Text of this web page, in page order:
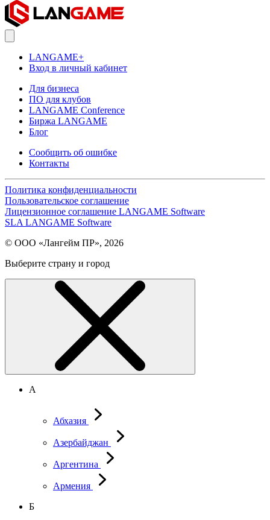
LANGAME+
Вход в личный кабинет
Для бизнеса
ПО для клубов
LANGAME Conference
Биржа LANGAME
Блог
Сообщить об ошибке
Контакты
Политика конфиденциальности
Пользовательское соглашение
Лицензионное соглашение LANGAME Software
SLA LANGAME Software
© ООО «Лангейм ПР», 2026
Выберите страну и город
А
Абхазия
Азербайджан
Аргентина
Армения
Б